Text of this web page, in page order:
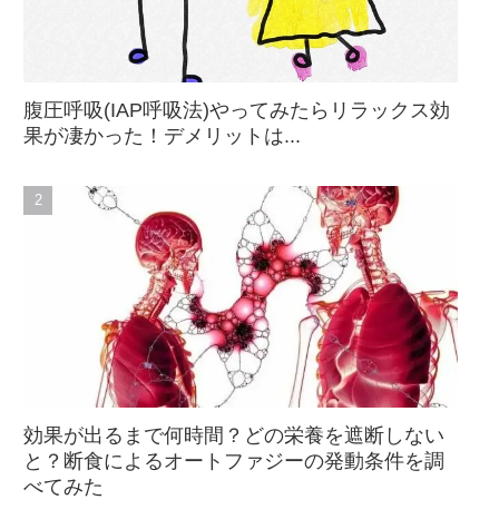
腹圧呼吸(IAP呼吸法)やってみたらリラックス効
果が凄かった！デメリットは...
効果が出るまで何時間？どの栄養を遮断しない
と？断食によるオートファジーの発動条件を調
べてみた